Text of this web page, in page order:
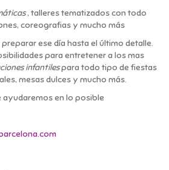
, talleres tematizados con todo
coreografias y mucho más
ese día hasta el último detalle.
para entretener a los mas
infantilespara todo tipo de fiestas
mesas dulces y mucho más.
ayudaremos en lo posible